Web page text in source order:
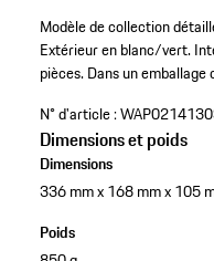
Modèle de collection
Extérieur en blanc/vert.
pièces.Dans un
N° d'article :
Dimensions et poids
Dimensions
336 mm x 168 mm x 105
Poids